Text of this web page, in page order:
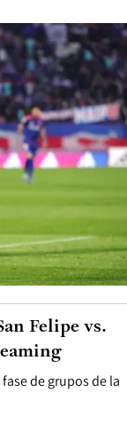
de grupos de la
Felipe vs.